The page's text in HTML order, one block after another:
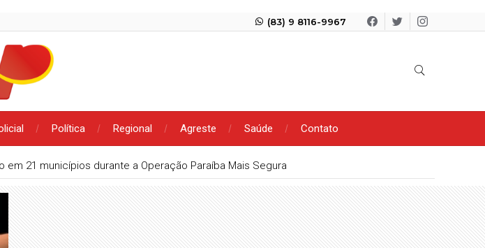
(83) 9 8116-9967
Política Regional Agreste Saúde Contato
em 21 municípios durante a Operação Paraíba Mais Segura